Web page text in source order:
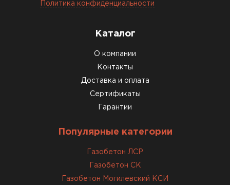
нормальном состоянии, без повреждений. С
ОСТАВИТЬ ОТЗЫВ
Политика конфиденциальности
Каталог
О компании
Контакты
Доставка и оплата
Сертификаты
Гарантии
Популярные категории
Газобетон ЛСР
Газобетон СК
Газобетон Могилевский КСИ